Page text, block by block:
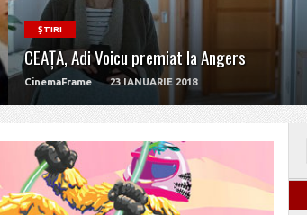
ȘTIRI
CEAȚA, Adi Voicu premiat la Angers
CinemaFrame 23 IANUARIE 2018